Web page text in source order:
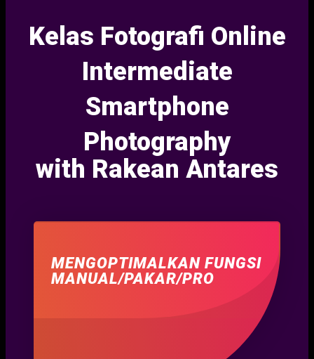
Kelas Fotografi Online
Intermediate
Smartphone
Photography
with Rakean Antares
MENGOPTIMALKAN FUNGSI
MANUAL/PAKAR/PRO